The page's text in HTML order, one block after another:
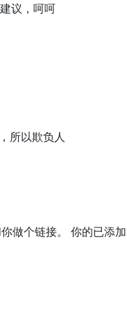
议，呵呵
所以欺负人
做个链接。 你的已添